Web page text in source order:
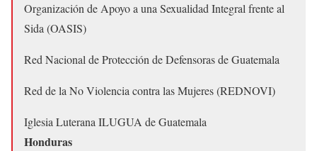
Organización de Apoyo a una Sexualidad Integral frente al
Sida (OASIS)
Red Nacional de Protección de Defensoras de Guatemala
Red de la No Violencia contra las Mujeres (REDNOVI)
Iglesia Luterana ILUGUA de Guatemala
Honduras